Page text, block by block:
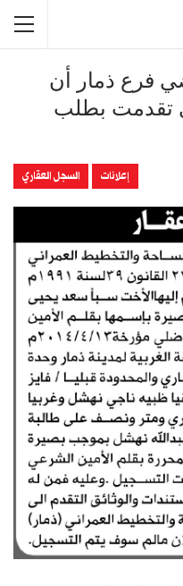
فرع ذمار أن
تقدمت بطلب
إعلانات السجل العقاري